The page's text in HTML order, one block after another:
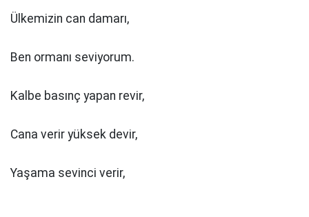
Ülkemizin can damarı,
Ben ormanı seviyorum.
Kalbe basınç yapan revir,
Cana verir yüksek devir,
Yaşama sevinci verir,